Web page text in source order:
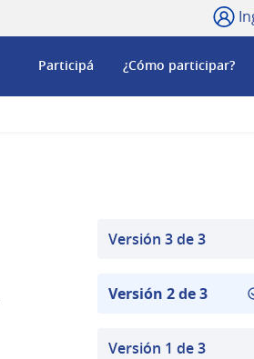
Participá ¿Cómo participar?
Versión 3 de 3
Versión 2 de 3
Versión 1 de 3